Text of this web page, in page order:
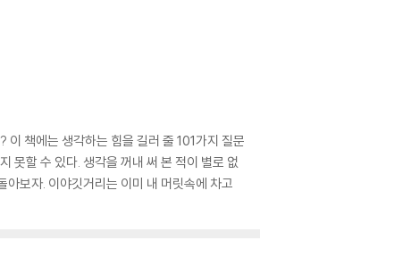
이 책에는 생각하는 힘을 길러 줄 101가지 질문
못할 수 있다. 생각을 꺼내 써 본 적이 별로 없
보자. 이야깃거리는 이미 내 머릿속에 차고